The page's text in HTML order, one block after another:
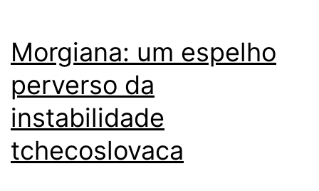
Morgiana: um espelho
perverso da
instabilidade
tchecoslovaca